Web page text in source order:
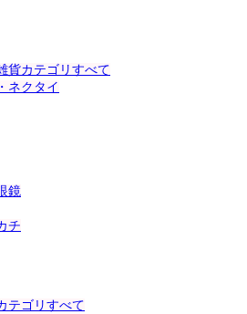
貨カテゴリすべて
ネクタイ
鏡
チ
テゴリすべて